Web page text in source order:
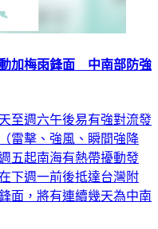
加梅雨鋒面 中南部防強
至週六午後易有強對流發
雷擊、強風、瞬間強降
五起南海有熱帶擾動發
下週一前後抵達台灣附
面，將有連續幾天為中南